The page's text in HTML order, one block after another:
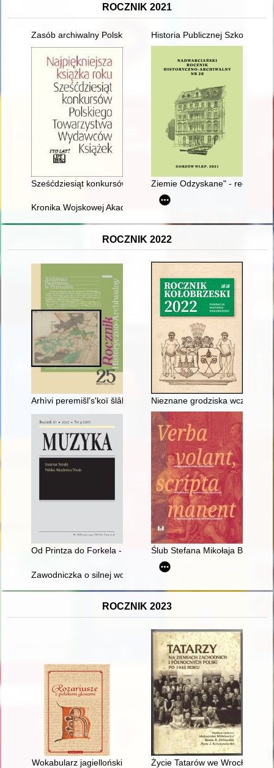
ROCZNIK 2021
Zasób archiwalny Polskiej Misji Katolickiej we Francji :
Historia Publicznej Szkoły
Sześćdziesiąt konkursów "Najpiękniejsza książka roku"
Ziemie Odzyskane" - recenzja]
Kronika Wojskowej Akademii Technicznej 2020
ROCZNIK 2022
Arhìvi peremišl's'koï šlâhti (XVIII st.)Nieznane grodziska
Od Printza do Forkela - recenzja]Ślub Stefana Mikołaja
Zawodniczka o silnej woli i rzadko spotykanej ambicji" : szkic
ROCZNIK 2023
Wokabularz jagielloński Życie Tatarów we Wrocławiu